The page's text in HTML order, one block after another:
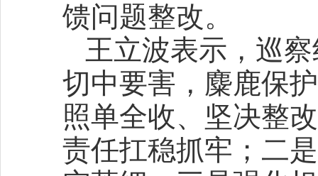
馈问题整改。
王立波表示，巡
切中要害，麋鹿保
照单全收、坚决整
责任扛稳抓牢；二